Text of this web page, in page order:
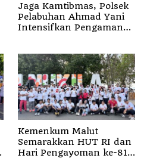
Jaga Kamtibmas, Polsek
Pelabuhan Ahmad Yani
Intensifkan Pengamanan
Kemenkum Malut
Semarakkan HUT RI dan
Hari Pengayoman ke-81